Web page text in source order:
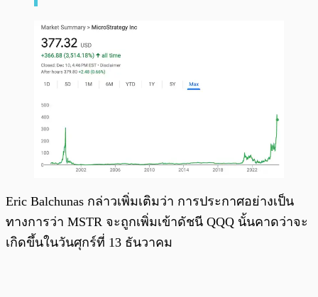
Eric Balchunas กล่าวเพิ่มเติมว่า การประกาศอย่างเป็น
ทางการว่า MSTR จะถูกเพิ่มเข้าดัชนี QQQ นั้นคาดว่าจะ
เกิดขึ้นในวันศุกร์ที่ 13 ธันวาคม